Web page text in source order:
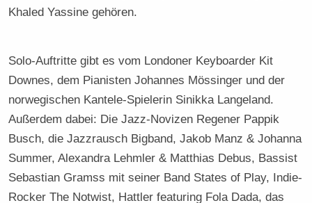
Khaled Yassine gehören.
Solo-Auftritte gibt es vom Londoner Keyboarder Kit
Downes, dem Pianisten Johannes Mössinger und der
norwegischen Kantele-Spielerin Sinikka Langeland.
Außerdem dabei: Die Jazz-Novizen Regener Pappik
Busch, die Jazzrausch Bigband, Jakob Manz & Johanna
Summer, Alexandra Lehmler & Matthias Debus, Bassist
Sebastian Gramss mit seiner Band States of Play, Indie-
Rocker The Notwist, Hattler featuring Fola Dada, das